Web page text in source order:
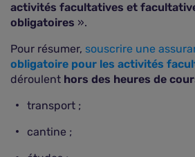
activités facultatives et
obligatoires ».
Pour résumer, souscrire une
obligatoire pour les activités
déroulent hors des heures de
transport ;
cantine ;